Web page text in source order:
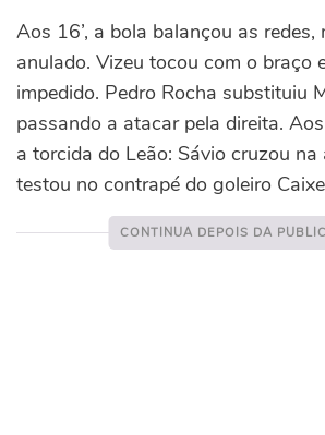
Aos 16’, a bola balançou as
anulado. Vizeu tocou com o braço
impedido. Pedro Rocha substituiu
passando a atacar pela direita.
a torcida do Leão: Sávio cruzou na
testou no contrapé do goleiro